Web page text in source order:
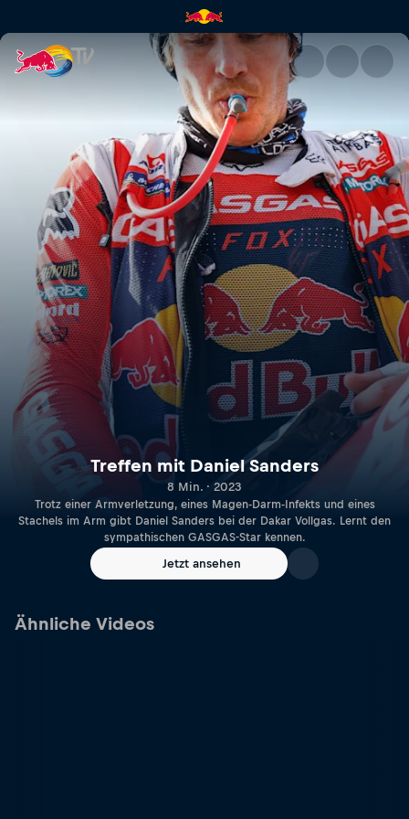
Treffen mit Daniel Sanders |
Treffen mit Daniel Sanders
8 Min. · 2023
Trotz einer Armverletzung, eines Magen-Darm-Infekts und eines
Stachels im Arm gibt Daniel Sanders bei der Dakar Vollgas. Lernt den
sympathischen GASGAS-Star kennen.
Jetzt ansehen
Ähnliche Videos